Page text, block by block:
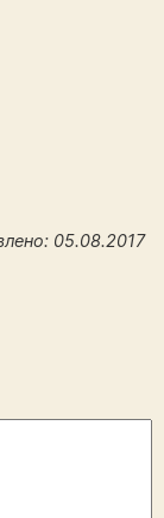
05.08.2017